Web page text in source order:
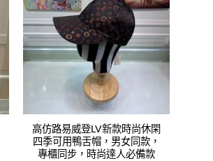
Add to
wishlist
高仿路易威登LV新款時尚休閑
四季可用鴨舌帽，男女同款，
專櫃同步，時尚達人必備款